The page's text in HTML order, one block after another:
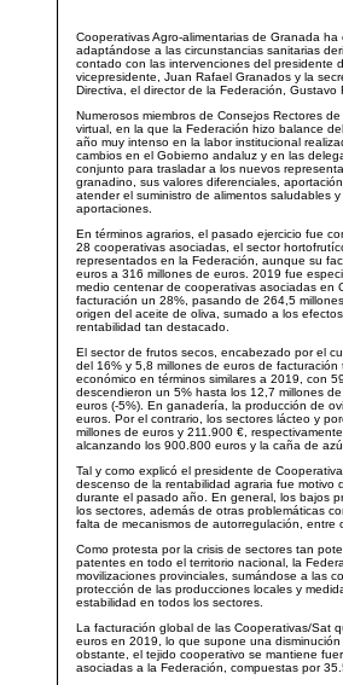
Cooperativas Agro-alimentarias de Granada
adaptándose a las circunstancias sanitarias
contado con las intervenciones del presidente
vicepresidente, Juan Rafael Granados y la
Directiva, el director de la Federación,
Numerosos miembros de Consejos Rectores
virtual, en la que la Federación hizo balance
año muy intenso en la labor institucional
cambios en el Gobierno andaluz y en las
conjunto para trasladar a los nuevos
granadino, sus valores diferenciales,
atender el suministro de alimentos saludables
aportaciones.
En términos agrarios, el pasado ejercicio fue
28 cooperativas asociadas, el sector
representados en la Federación, aunque su
euros a 316 millones de euros. 2019 fue
medio centenar de cooperativas asociadas en
facturación un 28%, pasando de 264,5
origen del aceite de oliva, sumado a los
rentabilidad tan destacado.
El sector de frutos secos, encabezado por el
del 16% y 5,8 millones de euros de
económico en términos similares a 2019, con
descendieron un 5% hasta los 12,7 millones
euros (-5%). En ganadería, la producción de
euros. Por el contrario, los sectores lácteo y
millones de euros y 211.900 €,
alcanzando los 900.800 euros y la caña de
Tal y como explicó el presidente de
descenso de la rentabilidad agraria fue motivo
durante el pasado año. En general, los bajos
los sectores, además de otras problemáticas
falta de mecanismos de autorregulación, entre
Como protesta por la crisis de sectores tan
patentes en todo el territorio nacional, la
movilizaciones provinciales, sumándose a las
protección de las producciones locales y
estabilidad en todos los sectores.
La facturación global de las Cooperativas/Sat
euros en 2019, lo que supone una
obstante, el tejido cooperativo se mantiene
asociadas a la Federación, compuestas por